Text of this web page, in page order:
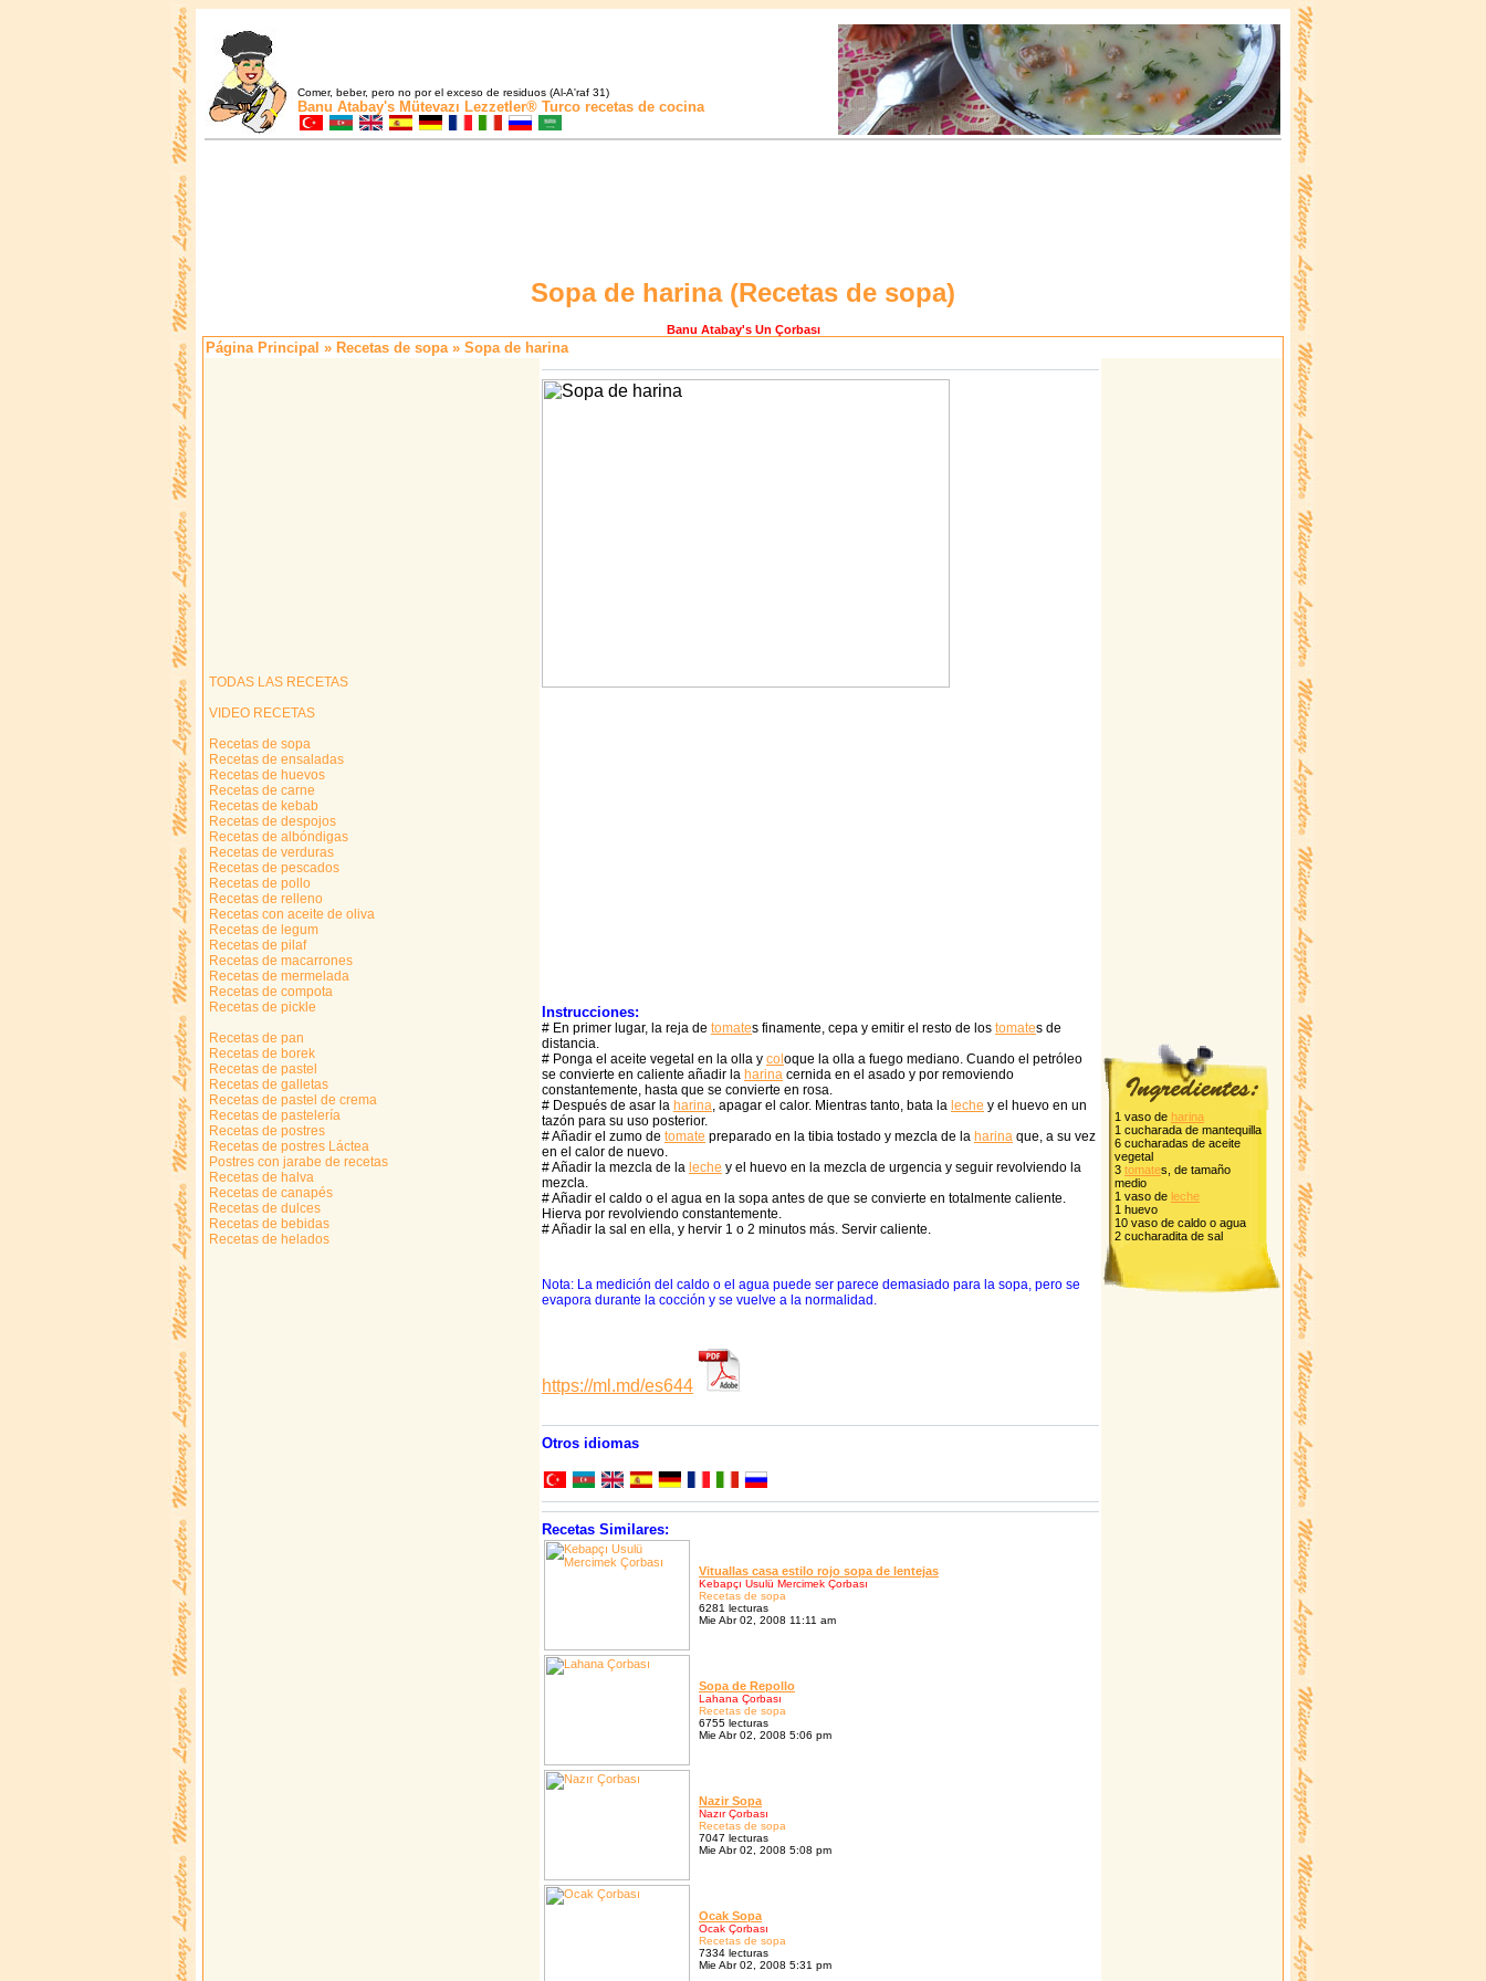
Comer, beber, pero no por el exceso de residuos (Al-A'raf 31)
Banu Atabay's Mütevazı Lezzetler® Turco recetas de cocina
Sopa de harina (Recetas de sopa)
Banu Atabay's Un Çorbası
Página Principal » Recetas de sopa» Sopa de harina
TODAS LAS RECETAS
VIDEO RECETAS
Recetas de sopa
Recetas de ensaladas
Recetas de huevos
Recetas de carne
Recetas de kebab
Recetas de despojos
Recetas de albóndigas
Recetas de verduras
Recetas de pescados
Recetas de pollo
Recetas de relleno
Recetas con aceite de oliva
Recetas de legum
Recetas de pilaf
Recetas de macarrones
Recetas de mermelada
Recetas de compota
Recetas de pickle
Recetas de pan
Recetas de borek
Recetas de pastel
Recetas de galletas
Recetas de pastel de crema
Recetas de pastelería
Recetas de postres
Recetas de postres Láctea
Postres con jarabe de recetas
Recetas de halva
Recetas de canapés
Recetas de dulces
Recetas de bebidas
Recetas de helados
Instrucciones:
# En primer lugar, la reja de tomates finamente, cepa y emitir el resto de los tomates de
distancia.
# Ponga el aceite vegetal en la olla y col oque la olla a fuego mediano. Cuando el petróleo
se convierte en caliente añadir la harina cernida en el asado y por removiendo
constantemente, hasta que se convierte en rosa.
# Después de asar la harina, apagar el calor. Mientras tanto, bata la leche y el huevo en un
tazón para su uso posterior.
# Añadir el zumo de tomate preparado en la tibia tostado y mezcla de la harina que, a su vez
en el calor de nuevo.
# Añadir la mezcla de la leche y el huevo en la mezcla de urgencia y seguir revolviendo la
mezcla.
# Añadir el caldo o el agua en la sopa antes de que se convierte en totalmente caliente.
Hierva por revolviendo constantemente.
# Añadir la sal en ella, y hervir 1 o 2 minutos más. Servir caliente.
Nota: La medición del caldo o el agua puede ser parece demasiado para la sopa, pero se
evapora durante la cocción y se vuelve a la normalidad.
https://ml.md/es644
Otros idiomas
Recetas Similares:
Vituallas casa estilo rojo sopa de lentejas
Kebapçı Usulü Mercimek Çorbası
Recetas de sopa
6281 lecturas
Mie Abr 02, 2008 11:11 am
Sopa de Repollo
Lahana Çorbası
Recetas de sopa
6755 lecturas
Mie Abr 02, 2008 5:06 pm
Nazir Sopa
Nazır Çorbası
Recetas de sopa
7047 lecturas
Mie Abr 02, 2008 5:08 pm
Ocak Sopa
Ocak Çorbası
Recetas de sopa
7334 lecturas
Mie Abr 02, 2008 5:31 pm
1 vaso de harina
1 cucharada de mantequilla
6 cucharadas de aceite
vegetal
3 tomates, de tamaño
medio
1 vaso de leche
1 huevo
10 vaso de caldo o agua
2 cucharadita de sal